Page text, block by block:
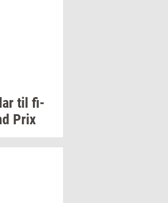
til fi­
Prix